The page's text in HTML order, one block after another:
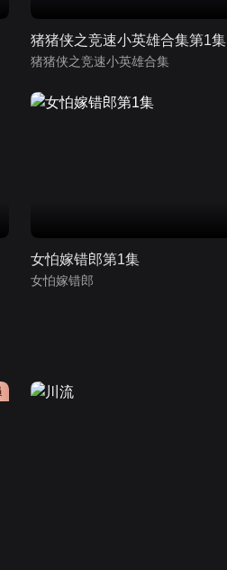
猪猪侠之竞速小英雄合集第1集
猪猪侠之竞速小英雄合集
女怕嫁错郎第1集
女怕嫁错郎